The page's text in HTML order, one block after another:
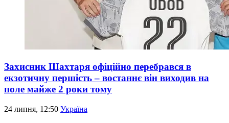
Захисник Шахтаря офіційно перебрався в
екзотичну першість – востаннє він виходив на
поле майже 2 роки тому
24 липня, 12:50 Україна